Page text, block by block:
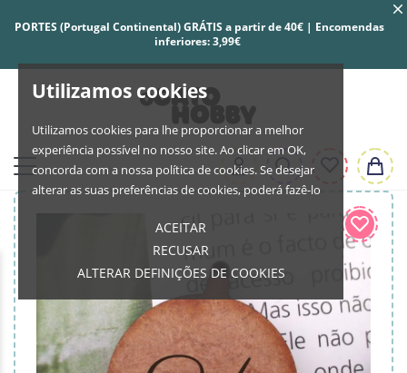
Utilizamos cookies
Utilizamos cookies para lhe proporcionar a melhor
experiência possível no nosso site. Ao clicar em OK,
concorda com a nossa política de cookies. Se desejar
alterar as suas preferências de cookies, poderá fazê-lo
ACEITAR
RECUSAR
ALTERAR DEFINIÇÕES DE COOKIES
PORTES (Portugal Continental) GRÁTIS a partir de 40€ | Encomendas
inferiores: 3,99€